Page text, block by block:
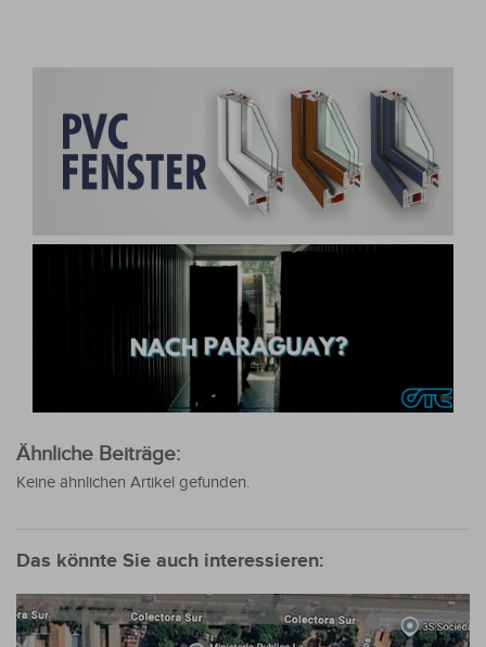
Ähnliche Beiträge:
Keine ähnlichen Artikel gefunden.
Das könnte Sie auch interessieren: